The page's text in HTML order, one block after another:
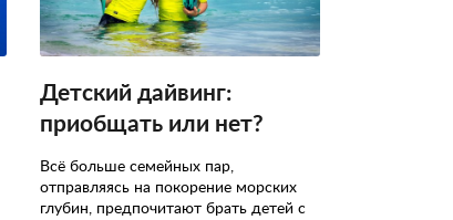
Детский дайвинг:
приобщать или нет?
Всё больше семейных пар,
отправляясь на покорение морских
глубин, предпочитают брать детей с